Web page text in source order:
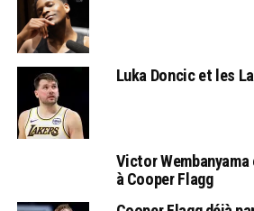
Luka Doncic et les
Victor
à Cooper Flagg